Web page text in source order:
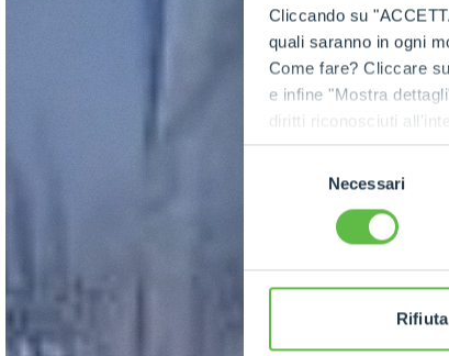
Cliccando su
quali saranno in ogni
Come fare? Cliccare
e infine "Mostra
diritti riconosciuti
apposita procedura.
Necessari
Rifiuta